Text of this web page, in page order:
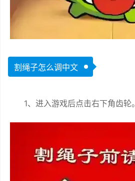
割绳子怎么调中文
1、进入游戏后点击右下角齿轮。